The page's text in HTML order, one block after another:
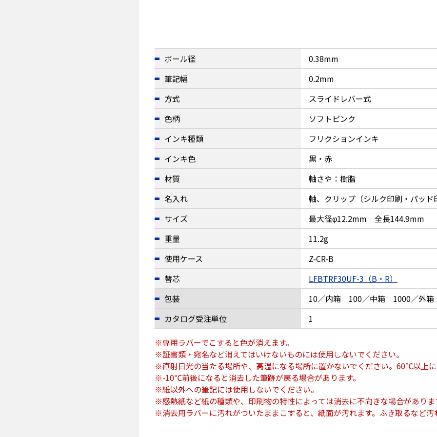
ボール径
0.38mm
筆記幅
0.2mm
方式
スライドレバー式
色柄
ソフトピンク
インキ種類
フリクションインキ
インキ色
黒・赤
材質
軸さや：樹脂
名入れ
軸、クリップ（シルク印刷・パッド
サイズ
最大径φ12.2mm 全長144.9mm
重量
11.2g
使用ケース
Z-CR-B
替芯
LFBTRF30UF-3（B・R）
包装
10／内箱 100／中箱 1000／外箱
カタログ受注単位
1
※専用ラバーでこすると色が消えます。
※証書類・宛名など消えてはいけないものには使用しないでください。
※直射日光の当たる場所や、高温になる場所に置かないでください。60℃以上
※-10℃前後になると消去した筆跡が戻る場合があります。
※紙以外への筆記には使用しないでください。
※感熱紙など紙の種類や、印刷物の特性によっては消去に不向きな場合がありま
※消去用ラバーに汚れがついたままこすると、紙面が汚れます。ふき取るなど